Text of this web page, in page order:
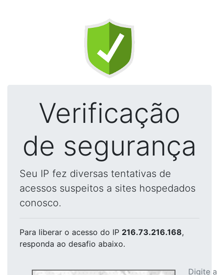
Verificação
de segurança
Seu IP fez diversas tentativas de
acessos suspeitos a sites hospedados
conosco.
Para liberar o acesso do IP 216.73.216.168,
responda ao desafio abaixo.
Digite